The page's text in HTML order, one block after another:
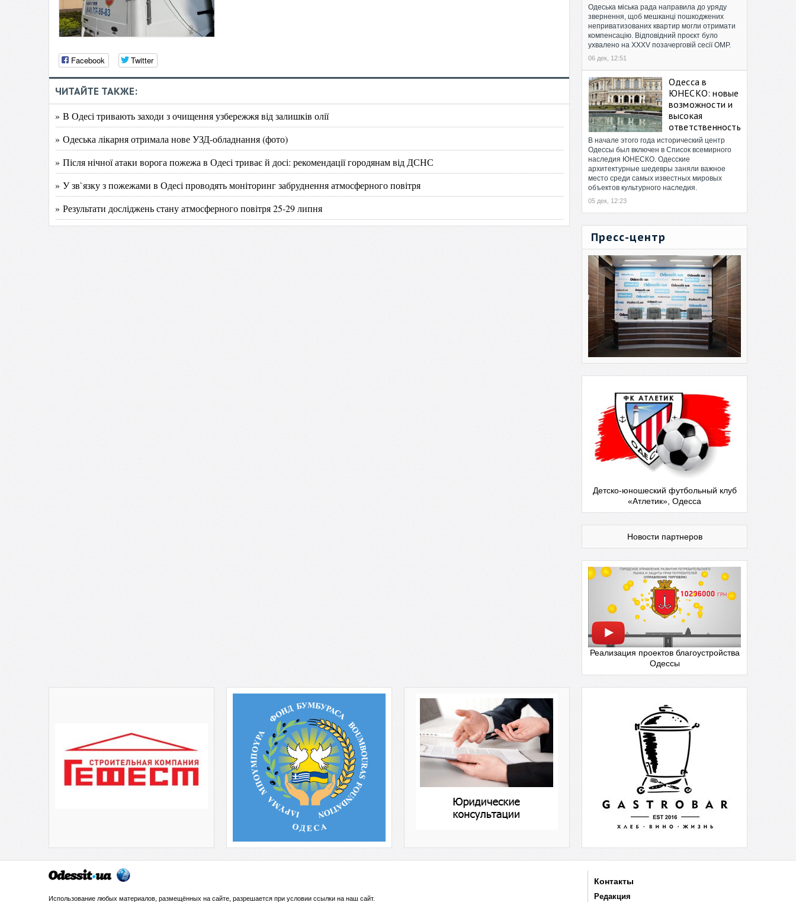
Facebook Twitter
ЧИТАЙТЕ ТАКЖЕ:
» В Одесі тривають заходи з очищення узбережжя від залишків олії
» Одеська лікарня отримала нове УЗД-обладнання (фото)
» Після нічної атаки ворога пожежа в Одесі триває й досі: рекомендації городянам від ДСНС
» У зв`язку з пожежами в Одесі проводять моніторинг забруднення атмосферного повітря
» Результати досліджень стану атмосферного повітря 25-29 липня
Одеська міська рада направила до уряду
звернення, щоб мешканці пошкоджених
неприватизованих квартир могли отримати
компенсацію. Відповідний проєкт було
ухвалено на XXXV позачерговій сесії ОМР.
06 дек, 12:51
Одесса в
ЮНЕСКО: новые
возможности и
высокая
ответственность
В начале этого года исторический центр
Одессы был включен в Список всемирного
наследия ЮНЕСКО. Одесские
архитектурные шедевры заняли важное
место среди самых известных мировых
объектов культурного наследия.
05 дек, 12:23
Пресс-центр
Детско-юношеский футбольный клуб
«Атлетик», Одесса
Новости партнеров
Реализация проектов благоустройства
Одессы
Использование любых материалов, размещённых на сайте, разрешается при условии ссылки на наш сайт.
Контакты
Редакция